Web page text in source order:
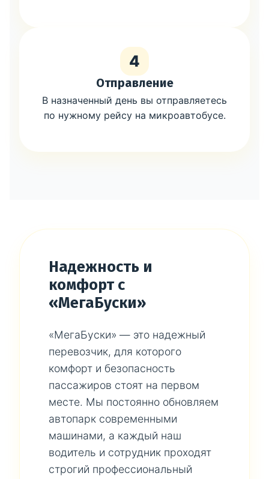
4
Отправление
В назначенный день вы отправляетесь
по нужному рейсу на микроавтобусе.
Надежность и
комфорт с
«МегаБуски»
«МегаБуски» — это надежный
перевозчик, для которого
комфорт и безопасность
пассажиров стоят на первом
месте. Мы постоянно обновляем
автопарк современными
машинами, а каждый наш
водитель и сотрудник проходят
строгий профессиональный